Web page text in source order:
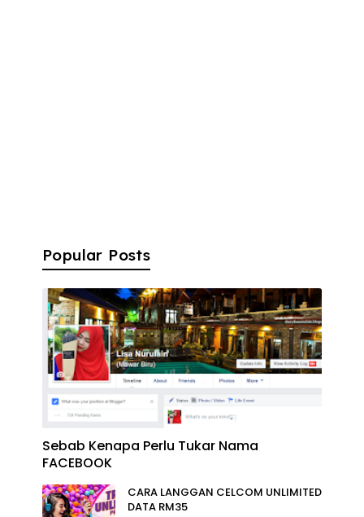
Popular Posts
Sebab Kenapa Perlu Tukar Nama
FACEBOOK
CARA LANGGAN CELCOM UNLIMITED
DATA RM35